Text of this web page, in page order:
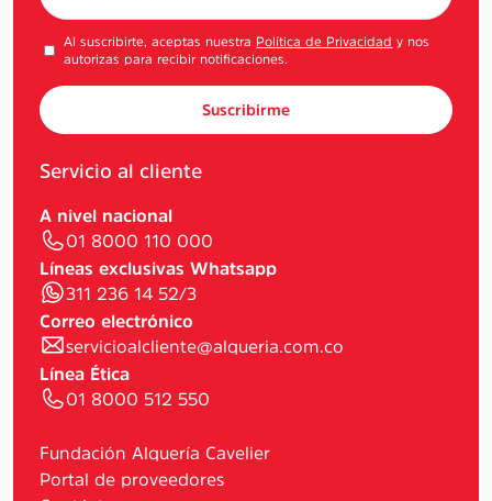
Al suscribirte, aceptas nuestra Política de Privacidad y nos
autorizas para recibir notificaciones.
Suscribirme
Servicio al cliente
A nivel nacional
01 8000 110 000
Líneas exclusivas Whatsapp
311 236 14 52/3
Correo electrónico
servicioalcliente@alqueria.com.co
Línea Ética
01 8000 512 550
Fundación Alquería Cavelier
Portal de proveedores